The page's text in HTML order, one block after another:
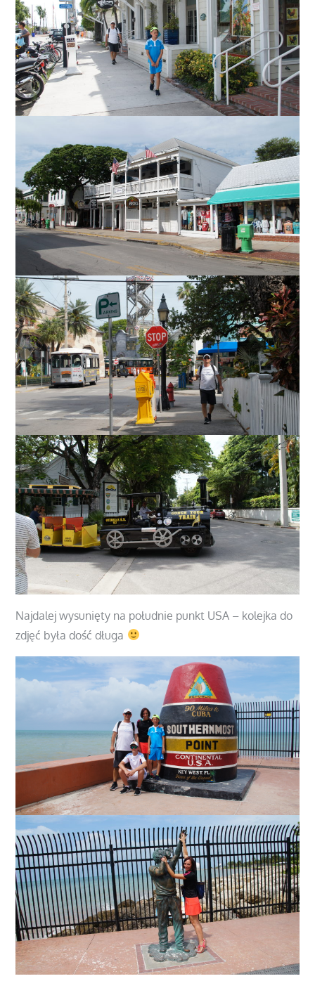
Najdalej wysunięty na południe punkt USA – kolejka do
zdjęć była dość długa